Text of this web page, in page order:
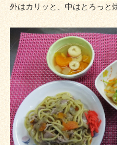
外はカリッと、中はとろっと